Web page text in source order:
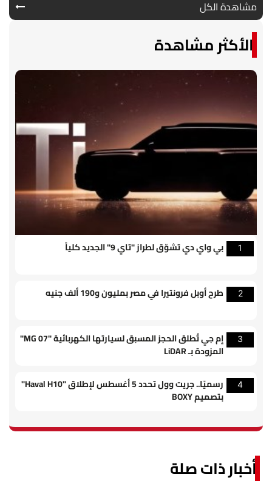
مشاهدة الكل
الأكثر مشاهدة
1 بي واي دي تشوّق لطراز "تاي 9" الجديد كلياً
2 طرح أوبل فرونتيرا في مصر بمليون و190 ألف جنيه
3
إم جي تُطلق الحجز المسبق لسيارتها الكهربائية "MG 07"
المزودة بـ LiDAR
4
رسميًا.. جريت وول تحدد 5 أغسطس لإطلاق "Haval H10"
بتصميم BOXY
أخبار ذات صلة